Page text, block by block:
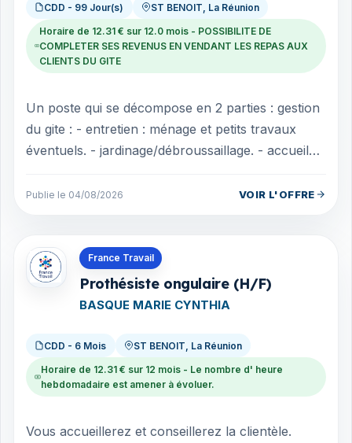
CDD - 99 Jour(s) ST BENOIT, La Réunion
Horaire de 12.31 € sur 12.0 mois - POSSIBILITE DE
COMPLETER SES REVENUS EN VENDANT LES REPAS AUX
CLIENTS DU GITE
Un poste qui se décompose en 2 parties : gestion
du gite : - entretien : ménage et petits travaux
éventuels. - jardinage/débroussaillage. - accueil
Publie le 04/08/2026 VOIR L'OFFRE
France Travail
Prothésiste ongulaire (H/F)
BASQUE MARIE CYNTHIA
CDD - 6 Mois ST BENOIT, La Réunion
Horaire de 12.31 € sur 12 mois - Le nombre d' heure
hebdomadaire est amener à évoluer.
Vous accueillerez et conseillerez la clientèle.
Offres en La Réunion